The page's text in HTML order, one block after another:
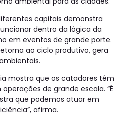
capitais demonstra
dentro da lógica da
em eventos de grande porte.
ao ciclo produtivo, gera
mostra que os catadores têm
de grande escala. “É
que podemos atuar em
afirma.